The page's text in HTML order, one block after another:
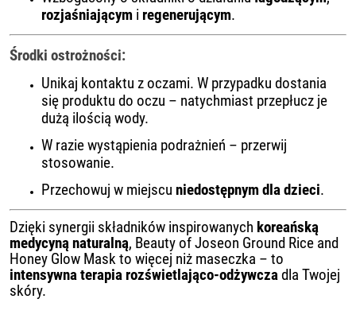
rozjaśniającym i regenerującym.
Środki ostrożności:
Unikaj kontaktu z oczami. W przypadku dostania
się produktu do oczu – natychmiast przepłucz je
dużą ilością wody.
W razie wystąpienia podrażnień – przerwij
stosowanie.
Przechowuj w miejscu niedostępnym dla dzieci.
Dzięki synergii składników inspirowanych koreańską
medycyną naturalną, Beauty of Joseon Ground Rice and
Honey Glow Mask to więcej niż maseczka – to
intensywna terapia rozświetlająco-odżywczadla Twojej
skóry.